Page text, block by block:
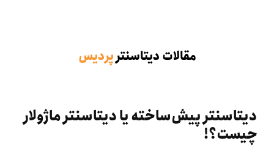
مقالات دیتاسنترپردیس
دیتاسنتر پیش‌ساخته یا دیتاسنتر ماژولار
چیست؟!